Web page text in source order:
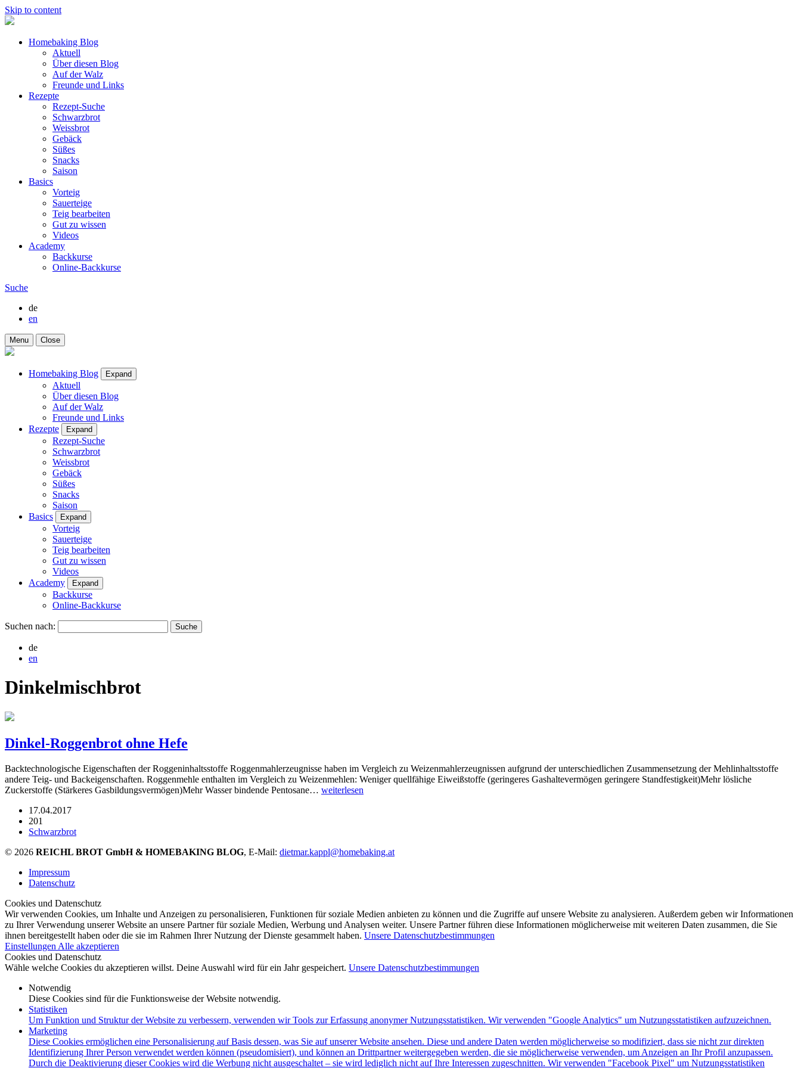
Skip to content
Homebaking Blog
Aktuell
Über diesen Blog
Auf der Walz
Freunde und Links
Rezepte
Rezept-Suche
Schwarzbrot
Weissbrot
Gebäck
Süßes
Snacks
Saison
Basics
Vorteig
Sauerteige
Teig bearbeiten
Gut zu wissen
Videos
Academy
Backkurse
Online-Backkurse
Suche
de
en
Menu Close
Homebaking Blog Expand
Aktuell
Über diesen Blog
Auf der Walz
Freunde und Links
Rezepte
Expand
Rezept-Suche
Schwarzbrot
Weissbrot
Gebäck
Süßes
Snacks
Saison
Basics
Expand
Vorteig
Sauerteige
Teig bearbeiten
Gut zu wissen
Videos
Academy
Expand
Backkurse
Online-Backkurse
Suchen nach:
de
en
Dinkelmischbrot
Dinkel-Roggenbrot ohne Hefe
Backtechnologische Eigenschaften der Roggeninhaltsstoffe Roggenmahlerzeugnisse haben im Vergleich zu Weizenmahlerzeugnissen aufgrund der unterschiedlichen Zusammensetzung der Mehlinhaltsstoffe
andere Teig- und Backeigenschaften. Roggenmehle enthalten im Vergleich zu Weizenmehlen: Weniger quellfähige Eiweißstoffe (geringeres Gashaltevermögen geringere Standfestigkeit)Mehr lösliche
Zuckerstoffe (Stärkeres Gasbildungsvermögen)Mehr Wasser bindende Pentosane… weiterlesen
17.04.2017
201
Schwarzbrot
© 2026 REICHL BROT GmbH & HOMEBAKING BLOG, E-Mail: dietmar.kappl@homebaking.at
Impressum
Datenschutz
Cookies und Datenschutz
Wir verwenden Cookies, um Inhalte und Anzeigen zu personalisieren, Funktionen für soziale Medien anbieten zu können und die Zugriffe auf unsere Website zu analysieren. Außerdem geben wir Informationen
zu Ihrer Verwendung unserer Website an unsere Partner für soziale Medien, Werbung und Analysen weiter. Unsere Partner führen diese Informationen möglicherweise mit weiteren Daten zusammen, die Sie
ihnen bereitgestellt haben oder die sie im Rahmen Ihrer Nutzung der Dienste gesammelt haben. Unsere Datenschutzbestimmungen
Einstellungen Alle akzeptieren
Cookies und Datenschutz
Wähle welche Cookies du akzeptieren willst. Deine Auswahl wird für ein Jahr gespeichert. Unsere Datenschutzbestimmungen
Notwendig
Diese Cookies sind für die Funktionsweise der Website notwendig.
Statistiken
Um Funktion und Struktur der Website zu verbessern, verwenden wir Tools zur Erfassung anonymer Nutzungsstatistiken. Wir verwenden "Google Analytics" um Nutzungsstatistiken aufzuzeichnen.
Marketing
Diese Cookies ermöglichen eine Personalisierung auf Basis dessen, was Sie auf unserer Website ansehen. Diese und andere Daten werden möglicherweise so modifiziert, dass sie nicht zur direkten
Identifizierung Ihrer Person verwendet werden können (pseudomisiert), und können an Drittpartner weitergegeben werden, die sie möglicherweise verwenden, um Anzeigen an Ihr Profil anzupassen.
Durch die Deaktivierung dieser Cookies wird die Werbung nicht ausgeschaltet – sie wird lediglich nicht auf Ihre Interessen zugeschnitten. Wir verwenden "Facebook Pixel" um Nutzungsstatistiken